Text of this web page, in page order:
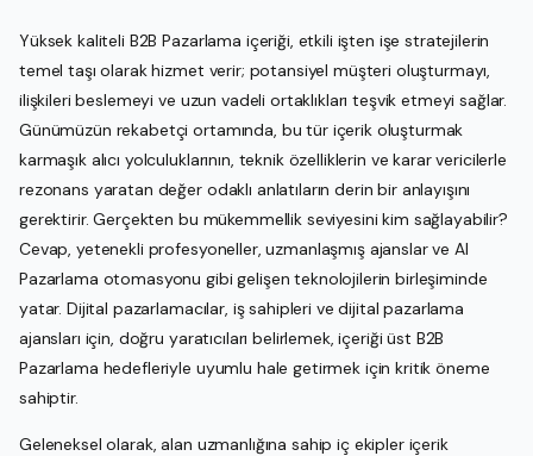
Yüksek kaliteli B2B Pazarlama içeriği, etkili işten işe stratejilerin
temel taşı olarak hizmet verir; potansiyel müşteri oluşturmayı,
ilişkileri beslemeyi ve uzun vadeli ortaklıkları teşvik etmeyi sağlar.
Günümüzün rekabetçi ortamında, bu tür içerik oluşturmak
karmaşık alıcı yolculuklarının, teknik özelliklerin ve karar vericilerle
rezonans yaratan değer odaklı anlatıların derin bir anlayışını
gerektirir. Gerçekten bu mükemmellik seviyesini kim sağlayabilir?
Cevap, yetenekli profesyoneller, uzmanlaşmış ajanslar ve AI
Pazarlama otomasyonu gibi gelişen teknolojilerin birleşiminde
yatar. Dijital pazarlamacılar, iş sahipleri ve dijital pazarlama
ajansları için, doğru yaratıcıları belirlemek, içeriği üst B2B
Pazarlama hedefleriyle uyumlu hale getirmek için kritik öneme
sahiptir.
Geleneksel olarak, alan uzmanlığına sahip iç ekipler içerik